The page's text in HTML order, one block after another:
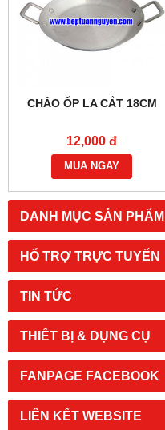
DANH MỤC SẢN PHẨM
HỔ TRỢ TRỰC TUYẾN
TIN TỨC
THIẾT BỊ & DỤNG CỤ
FANPAGE FACEBOOK
LIÊN KẾT WEBSITE
CHẢO ỐP LA CẮT 18CM
12,000 đ
MUA NGAY